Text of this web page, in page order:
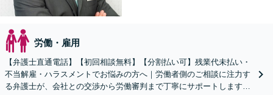
労働・雇用
【弁護士直通電話】【初回相談無料】【分割払い可】残業代未払い・
不当解雇・ハラスメントでお悩みの方へ｜労働者側のご相談に注力す
る弁護士が、会社との交渉から労働審判まで丁寧にサポートします